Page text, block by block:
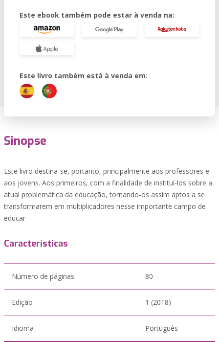
Este ebook também pode estar à venda na:
Este livro também está à venda em:
Sinopse
Este livro destina-se, portanto, principalmente aos professores e
aos jovens. Aos primeiros, com a finalidade de instituí-los sobre a
atual problemática da educação, tornando-os assim aptos a se
transformarem em multiplicadores nesse importante campo de
educar
Características
Número de páginas 80
Edição 1 (2018)
Idioma Português